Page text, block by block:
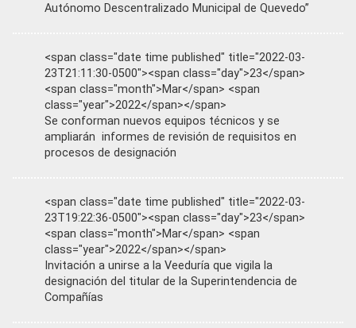
Autónomo Descentralizado Municipal de Quevedo”
<span class="date time published" title="2022-03-
23T21:11:30-0500"><span class="day">23</span>
<span class="month">Mar</span> <span
class="year">2022</span></span>
Se conforman nuevos equipos técnicos y se
ampliarán informes de revisión de requisitos en
procesos de designación
<span class="date time published" title="2022-03-
23T19:22:36-0500"><span class="day">23</span>
<span class="month">Mar</span> <span
class="year">2022</span></span>
Invitación a unirse a la Veeduría que vigila la
designación del titular de la Superintendencia de
Compañías